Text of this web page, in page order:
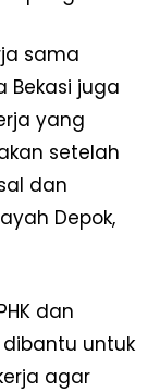
sama
Bekasi juga
yang
setelah
dan
Depok,
dan
untuk
agar